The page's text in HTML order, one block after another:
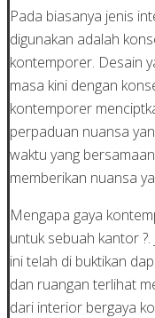
Pada biasanya jenis
digunakan adalah
kontemporer. Desain
masa kini dengan
kontemporer
perpaduan nuansa
waktu yang
memberikan nuansa
Mengapa gaya
untuk sebuah kantor
ini telah di buktikan
dan ruangan terlihat
dari interior bergaya